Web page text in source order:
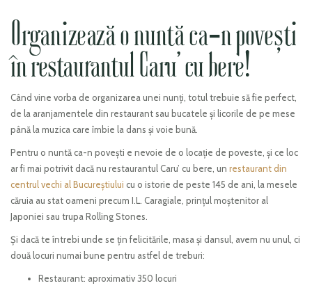
Organizează o nuntă ca-n povești
în restaurantul Caru’ cu bere!
Când vine vorba de organizarea unei nunți, totul trebuie să fie perfect,
de la aranjamentele din restaurant sau bucatele și licorile de pe mese
până la muzica care îmbie la dans și voie bună.
Pentru o nuntă ca-n povești e nevoie de o locație de poveste, și ce loc
ar fi mai potrivit dacă nu restaurantul Caru’ cu bere, un restaurant din
centrul vechi al Bucureștiului cu o istorie de peste 145 de ani, la mesele
căruia au stat oameni precum I.L. Caragiale, prințul moștenitor al
Japoniei sau trupa Rolling Stones.
Și dacă te întrebi unde se țin felicitările, masa și dansul, avem nu unul, ci
două locuri numai bune pentru astfel de treburi:
Restaurant: aproximativ 350 locuri